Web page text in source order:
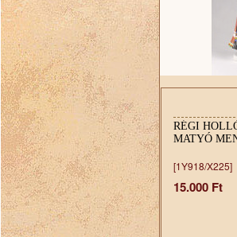
RÉGI
MATYÓ
[1Y918/X225]
15.000 Ft